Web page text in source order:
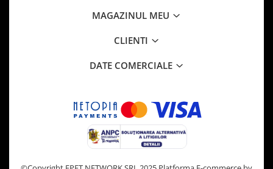
MAGAZINUL MEU
CLIENTI
DATE COMERCIALE